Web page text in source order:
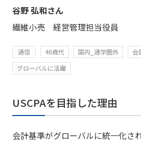
谷野 弘和さん
繊維小売 経営管理担当役員
通信 40歳代 国内_通学圏外
会
グローバルに活躍
USCPAを目指した理由
会計基準がグローバルに統一化さ